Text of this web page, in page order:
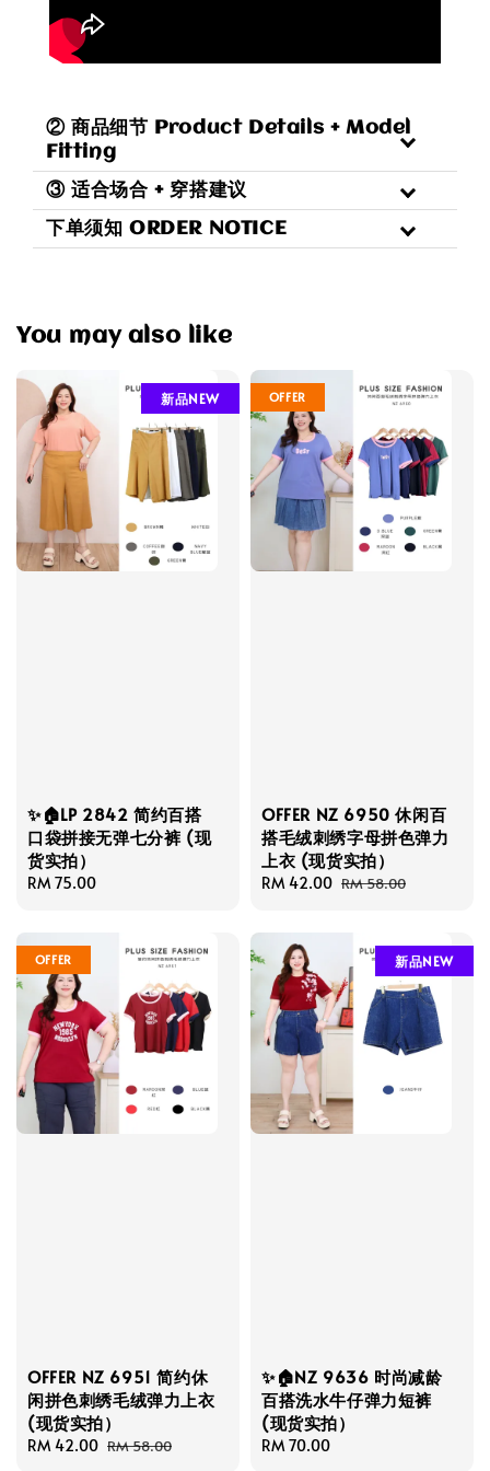
② 商品细节 Product Details + Model
Fitting
③ 适合场合 + 穿搭建议
下单须知 ORDER NOTICE
You may also like
新品NEW
✨🏠LP 2842 简约百搭
口袋拼接无弹七分裤 (现
货实拍）
Regular
RM 75.00
OFFER
OFFER NZ 6950 休闲百
搭毛绒刺绣字母拼色弹力
上衣 (现货实拍）
Sale
RM 42.00 Regular
RM 58.00
OFFER
OFFER NZ 6951 简约休
闲拼色刺绣毛绒弹力上衣
(现货实拍）
Sale
RM 42.00 Regular
RM 58.00
新品NEW
✨🏠NZ 9636 时尚减龄
百搭洗水牛仔弹力短裤
(现货实拍）
Regular
RM 70.00